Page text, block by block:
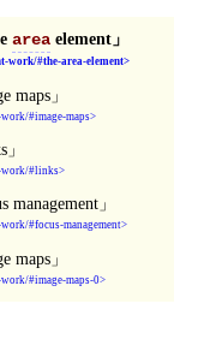
areaelement
work/#the-area-element
maps
#image-maps
work/#links
management
#focus-management
maps
#image-maps-0